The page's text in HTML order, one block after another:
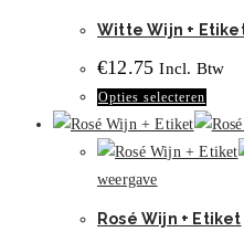
Witte Wijn +
€12.75 Incl. Btw
Opties selecteren
heeft
weergave
Rosé Wijn + Etiket